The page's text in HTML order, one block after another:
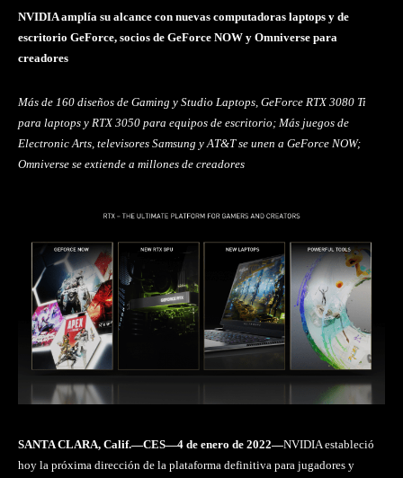
NVIDIA amplía su alcance con nuevas computadoras laptops y de
escritorio GeForce, socios de GeForce NOW y Omniverse para
creadores
Más de 160 diseños de Gaming y Studio Laptops, GeForce RTX 3080 Ti
para laptops y RTX 3050 para equipos de escritorio; Más juegos de
Electronic Arts, televisores Samsung y AT&T se unen a GeForce NOW;
Omniverse se extiende a millones de creadores
SANTA CLARA, Calif.—CES—4 de enero de 2022—NVIDIA estableció
hoy la próxima dirección de la plataforma definitiva para jugadores y